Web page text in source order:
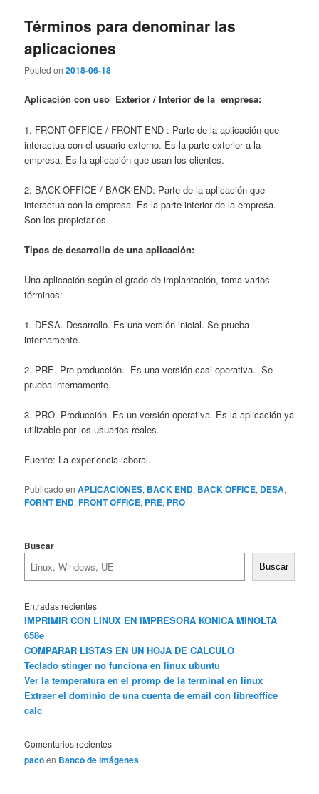
Términos para denominar las
aplicaciones
Posted on2018-06-18
Aplicación con uso Exterior / Interior de la empresa:
1. FRONT-OFFICE / FRONT-END : Parte de la aplicación que
interactua con el usuario externo. Es la parte exterior a la
empresa. Es la aplicación que usan los clientes.
2. BACK-OFFICE / BACK-END: Parte de la aplicación que
interactua con la empresa. Es la parte interior de la empresa.
Son los propietarios.
Tipos de desarrollo de una aplicación:
Una aplicación según el grado de implantación, toma varios
términos:
1. DESA. Desarrollo. Es una versión inicial. Se prueba
internamente.
2. PRE. Pre-producción. Es una versión casi operativa. Se
prueba internamente.
3. PRO. Producción. Es un versión operativa. Es la aplicación ya
utilizable por los usuarios reales.
Fuente: La experiencia laboral.
Publicado en APLICACIONES, BACK END, BACK OFFICE, DESA,
FORNT END,FRONT OFFICE, PRE, PRO
Buscar
Buscar
Entradas recientes
IMPRIMIR CON LINUX EN IMPRESORA KONICA MINOLTA
658e
COMPARAR LISTAS EN UN HOJA DE CALCULO
Teclado stinger no funciona en linux ubuntu
Ver la temperatura en el promp de la terminal en linux
Extraer el dominio de una cuenta de email con libreoffice
calc
Comentarios recientes
pacoen Banco de imágenes